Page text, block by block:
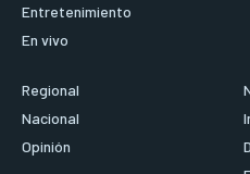
Entretenimiento
En vivo
Regional
Nacional
Opinión